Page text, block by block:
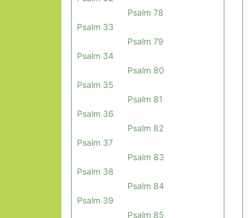
Psalm 33
Psalm 34
Psalm 35
Psalm 36
Psalm 37
Psalm 38
Psalm 39
Psalm 78
Psalm 79
Psalm 80
Psalm 81
Psalm 82
Psalm 83
Psalm 84
Psalm 85